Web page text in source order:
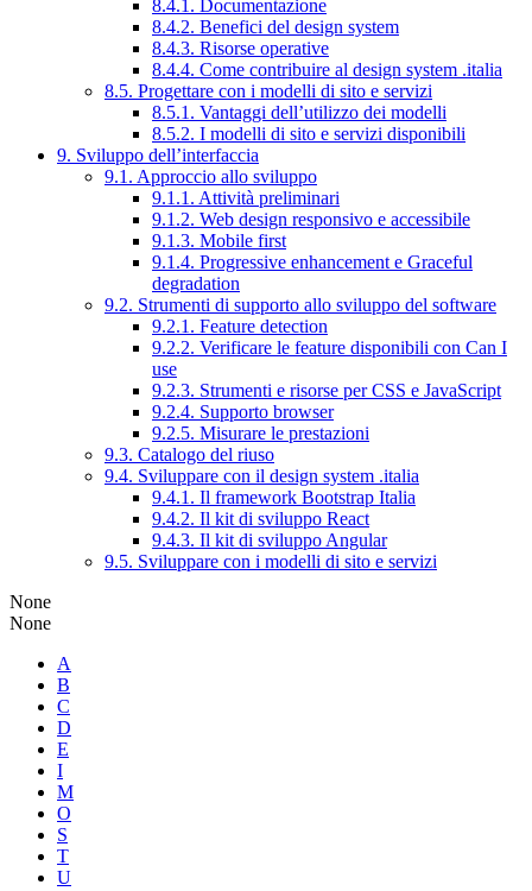
8.4.1. Documentazione
8.4.2. Benefici del design system
8.4.3. Risorse operative
8.4.4. Come contribuire al design system .italia
8.5. Progettare con i modelli di sito e servizi
8.5.1. Vantaggi dell’utilizzo dei modelli
8.5.2. I modelli di sito e servizi disponibili
9. Sviluppo dell’interfaccia
9.1. Approccio allo sviluppo
9.1.1. Attività preliminari
9.1.2. Web design responsivo e accessibile
9.1.3. Mobile first
9.1.4. Progressive enhancement e Graceful
degradation
9.2. Strumenti di supporto allo sviluppo del software
9.2.1. Feature detection
9.2.2. Verificare le feature disponibili con Can I
use
9.2.3. Strumenti e risorse per CSS e JavaScript
9.2.4. Supporto browser
9.2.5. Misurare le prestazioni
9.3. Catalogo del riuso
9.4. Sviluppare con il design system .italia
9.4.1. Il framework Bootstrap Italia
9.4.2. Il kit di sviluppo React
9.4.3. Il kit di sviluppo Angular
9.5. Sviluppare con i modelli di sito e servizi
None
None
A
B
C
D
E
I
M
O
S
T
U